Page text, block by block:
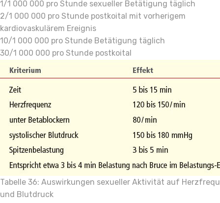
1/1 000 000 pro Stunde sexueller Betätigung täglich
2/1 000 000 pro Stunde postkoital mit vorherigem
kardiovaskulärem Ereignis
10/1 000 000 pro Stunde Betätigung täglich
30/1 000 000 pro Stunde postkoital
Tabelle 36: Auswirkungen sexueller Aktivität auf
und Blutdruck